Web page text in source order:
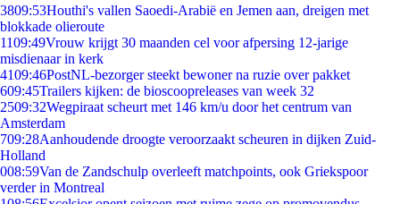
3809:53Houthi's vallen Saoedi-Arabië en Jemen aan, dreigen met
blokkade olieroute
1109:49Vrouw krijgt 30 maanden cel voor afpersing 12-jarige
misdienaar in kerk
4109:46PostNL-bezorger steekt bewoner na ruzie over pakket
609:45Trailers kijken: de bioscoopreleases van week 32
2509:32Wegpiraat scheurt met 146 km/u door het centrum van
Amsterdam
709:28Aanhoudende droogte veroorzaakt scheuren in dijken Zuid-
Holland
008:59Van de Zandschulp overleeft matchpoints, ook Griekspoor
verder in Montreal